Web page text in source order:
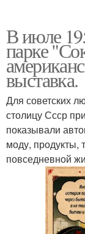
В июле
парке
выставка.
Для советских
столицу Ссср
показывали
моду, продукты,
повседневной